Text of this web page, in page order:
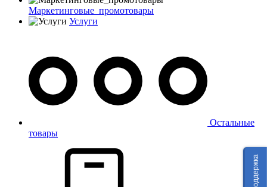
Маркетинговые_промотовары
Услуги
Остальные
товары